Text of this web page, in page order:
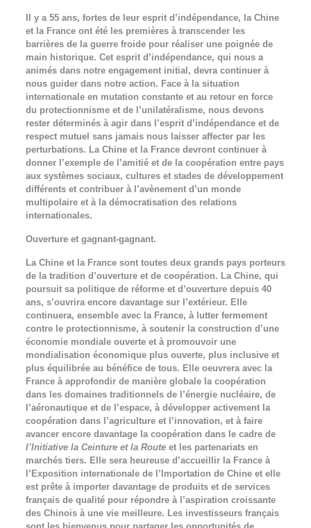
Il y a 55 ans, fortes de leur esprit d’indépendance, la Chine
et la France ont été les premières à transcender les
barrières de la guerre froide pour réaliser une poignée de
main historique. Cet esprit d’indépendance, qui nous a
animés dans notre engagement initial, devra continuer à
nous guider dans notre action. Face à la situation
internationale en mutation constante et au retour en force
du protectionnisme et de l’unilatéralisme, nous devons
rester déterminés à agir dans l’esprit d’indépendance et de
respect mutuel sans jamais nous laisser affecter par les
perturbations. La Chine et la France devront continuer à
donner l’exemple de l’amitié et de la coopération entre pays
aux systèmes sociaux, cultures et stades de développement
différents et contribuer à l’avènement d’un monde
multipolaire et à la démocratisation des relations
internationales.
Ouverture et gagnant-gagnant.
La Chine et la France sont toutes deux grands pays porteurs
de la tradition d’ouverture et de coopération. La Chine, qui
poursuit sa politique de réforme et d’ouverture depuis 40
ans, s’ouvrira encore davantage sur l’extérieur. Elle
continuera, ensemble avec la France, à lutter fermement
contre le protectionnisme, à soutenir la construction d’une
économie mondiale ouverte et à promouvoir une
mondialisation économique plus ouverte, plus inclusive et
plus équilibrée au bénéfice de tous. Elle oeuvrera avec la
France à approfondir de manière globale la coopération
dans les domaines traditionnels de l’énergie nucléaire, de
l’aéronautique et de l’espace, à développer activement la
coopération dans l’agriculture et l’innovation, et à faire
avancer encore davantage la coopération dans le cadre de
l’Initiative la Ceinture et la Routeet les partenariats en
marchés tiers. Elle sera heureuse d’accueillir la France à
l’Exposition internationale de l’Importation de Chine et elle
est prête à importer davantage de produits et de services
français de qualité pour répondre à l’aspiration croissante
des Chinois à une vie meilleure. Les investisseurs français